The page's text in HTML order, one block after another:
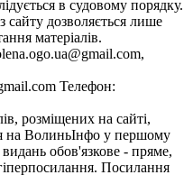
в судовому порядку.
сайту дозволяється лише
матеріалів.
Телефон:
розміщених на сайті,
на ВолиньІнфо у першому
обов'язкове - пряме,
Посилання